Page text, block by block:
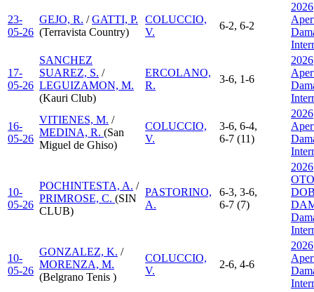
23-
05-26
GEJO, R. /GATTI, P.
(Terravista Country)
COLUCCIO,
V.
6-2, 6-2
2026
17-
05-26
SANCHEZ
SUAREZ, S. /
LEGUIZAMON, M.
(Kauri Club)
ERCOLANO,
R.
3-6, 1-6
2026
16-
05-26
VITIENES, M. /
MEDINA, R. (San
Miguel de Ghiso)
COLUCCIO,
V.
3-6, 6-4,
6-7 (11)
2026
10-
05-26
POCHINTESTA, A. /
PRIMROSE, C. (SIN
CLUB)
PASTORINO,
A.
6-3, 3-6,
6-7 (7)
2026
10-
05-26
GONZALEZ, K. /
MORENZA, M.
(Belgrano Tenis )
COLUCCIO,
V.
2-6, 4-6
2026